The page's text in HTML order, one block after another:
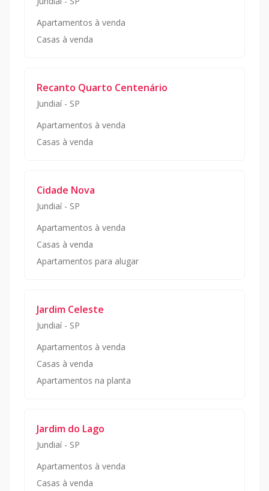
Apartamentos à venda
Casas à venda
Recanto Quarto Centenário
Jundiaí - SP
Apartamentos à venda
Casas à venda
Cidade Nova
Jundiaí - SP
Apartamentos à venda
Casas à venda
Apartamentos para alugar
Jardim Celeste
Jundiaí - SP
Apartamentos à venda
Casas à venda
Apartamentos na planta
Jardim do Lago
Jundiaí - SP
Apartamentos à venda
Casas à venda